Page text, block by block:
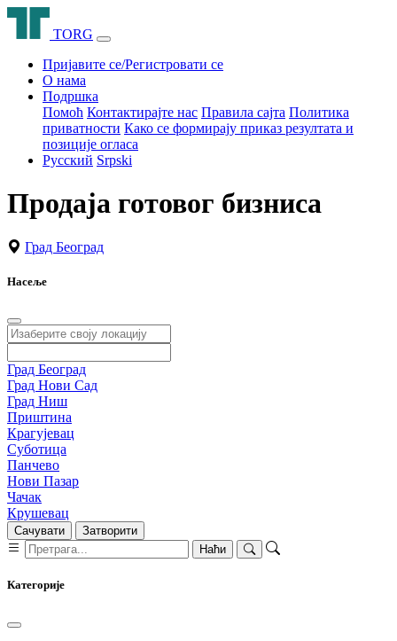
TORG
Пријавите се/Регистровати се
О нама
Подршка
Помоћ Контактирајте нас Правила сајта Политика
приватности Како се формирају приказ резултата и
позиције огласа
Русский Srpski
Продаја готовог бизниса
Град Београд
Насеље
Град Београд
Град Нови Сад
Град Ниш
Приштина
Крагујевац
Суботица
Панчево
Нови Пазар
Чачак
Крушевац
Сачувати
Затворити
Наћи
Категорије